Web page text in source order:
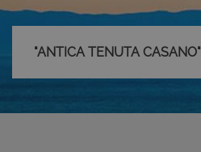
"ANTICA TENUTA CASANO"